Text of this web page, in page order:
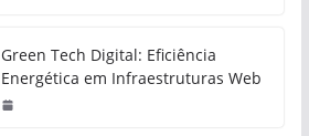
Green Tech Digital: Eficiência
Energética em Infraestruturas Web